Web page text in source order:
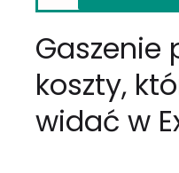
Gaszenie
koszty,
widać w